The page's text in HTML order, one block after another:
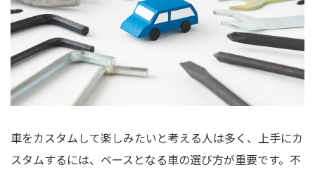
車をカスタムして楽しみたいと考える人は多く、上手にカ
スタムするには、ベースとなる車の選び方が重要です。不